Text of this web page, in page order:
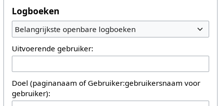
Logboeken
Belangrijkste openbare logboeken
Uitvoerende gebruiker:
Doel (paginanaam of Gebruiker:gebruikersnaam voor
gebruiker):